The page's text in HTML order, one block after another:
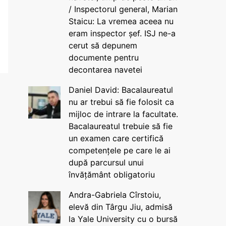
/ Inspectorul general, Marian
Staicu: La vremea aceea nu
eram inspector șef. ISJ ne-a
cerut să depunem
documente pentru
decontarea navetei
Daniel David: Bacalaureatul
nu ar trebui să fie folosit ca
mijloc de intrare la facultate.
Bacalaureatul trebuie să fie
un examen care certifică
competențele pe care le ai
după parcursul unui
învățământ obligatoriu
Andra-Gabriela Cîrstoiu,
elevă din Târgu Jiu, admisă
la Yale University cu o bursă